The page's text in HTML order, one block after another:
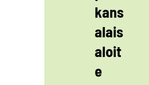
kans
alais
aloit
e